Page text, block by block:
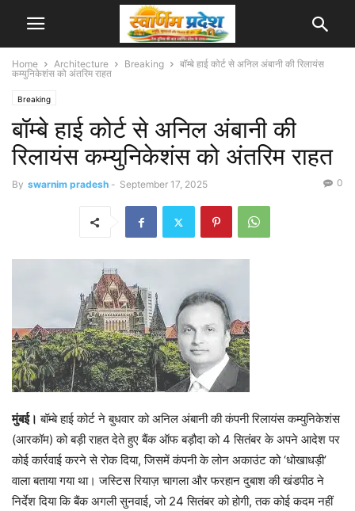
Home Architecture Breaking
बॉम्बे हाई कोर्ट से अनिल अंबानी की रिलायंस
कम्युनिकेशंस को अंतरिम राहत
Breaking
बॉम्बे हाई कोर्ट से अनिल अंबानी की
रिलायंस कम्युनिकेशंस को अंतरिम राहत
By swarnim pradesh - September 17, 2025 0
मुंबई। बॉम्बे हाई कोर्ट ने बुधवार को अनिल अंबानी की कंपनी रिलायंस कम्युनिकेशंस
(आरकॉम) को बड़ी राहत देते हुए बैंक ऑफ बड़ौदा को 4 सितंबर के अपने आदेश पर
कोई कार्रवाई करने से रोक दिया, जिसमें कंपनी के लोन अकाउंट को ‘धोखाधड़ी’
वाला बताया गया था। जस्टिस रियाज़ चागला और फरहान दुबाश की खंडपीठ ने
निर्देश दिया कि बैंक अगली सुनवाई, जो 24 सितंबर को होगी, तक कोई कदम नहीं